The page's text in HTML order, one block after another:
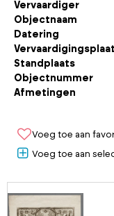
Vervaardiger
Objectnaam
Datering
Standplaats
Objectnummer
Afmetingen
Voeg toe aan
Voeg toe aan